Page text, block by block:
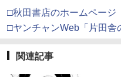
□秋田書店のホームページ
□ヤンチャンWeb「片田舎
関連記事